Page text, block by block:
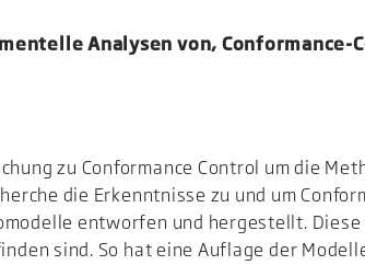
Analysen von, Conformance-
zu Conformance Control um die
die Erkenntnisse zu und um
entworfen und hergestellt.
sind. So hat eine Auflage der